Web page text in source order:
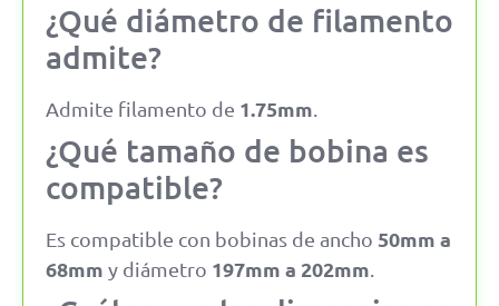
¿Qué diámetro de filamento
admite?
Admite filamento de 1.75mm
¿Qué tamaño de bobina es
compatible?
Es compatible con bobinas de ancho 50mm a
68mm y diámetro 197mm a 202mm